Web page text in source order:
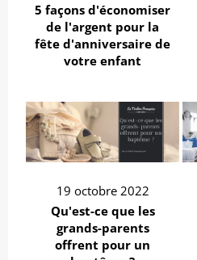
5 façons d'économiser
de l'argent pour la
fête d'anniversaire de
votre enfant
19 octobre 2022
Qu'est-ce que les
grands-parents
offrent pour un